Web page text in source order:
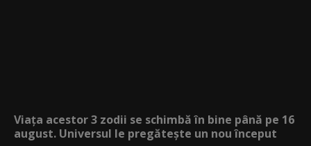
Viața acestor 3 zodii se schimbă în bine până pe 16
august. Universul le pregătește un nou început